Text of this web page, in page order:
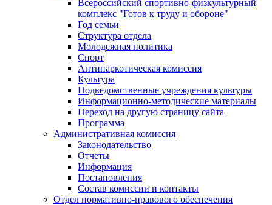
Всероссийский спортивно-физкультурный
комплекс "Готов к труду и обороне"
Год семьи
Структура отдела
Молодежная политика
Спорт
Антинаркотическая комиссия
Культура
Подведомственные учреждения культуры
Информационно-методические материалы
Переход на другую страницу сайта
Программа
Административная комиссия
Законодательство
Отчеты
Информация
Постановления
Состав комиссии и контакты
Отдел нормативно-правового обеспечения